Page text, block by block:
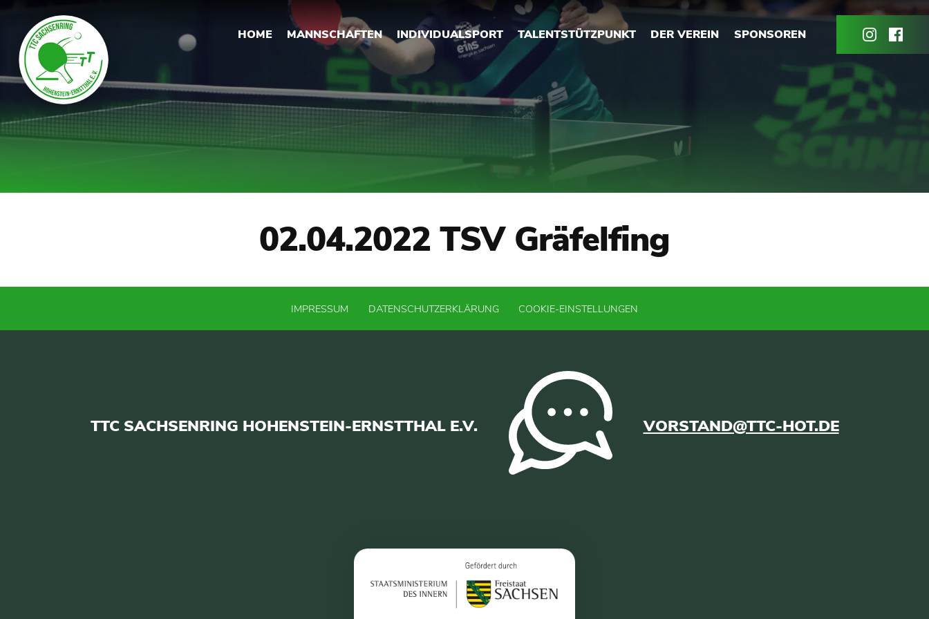
HOME MANNSCHAFTEN INDIVIDUALSPORT TALENTSTÜTZPUNKT DER VEREIN SPONSOREN
02.04.2022 TSV Gräfelfing
IMPRESSUM DATENSCHUTZERKLÄRUNG COOKIE-EINSTELLUNGEN
TTC SACHSENRING HOHENSTEIN-ERNSTTHAL E.V. VORSTAND@TTC-HOT.DE